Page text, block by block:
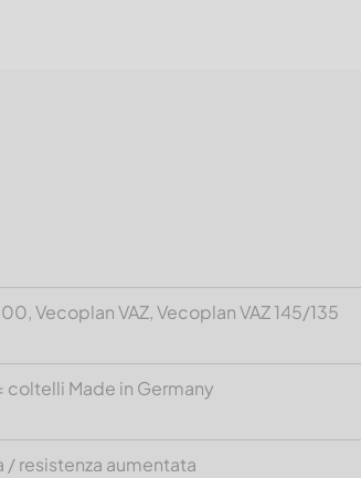
Vecoplan VAZ, Vecoplan VAZ 145/135
coltelli Made in Germany
/ resistenza aumentata